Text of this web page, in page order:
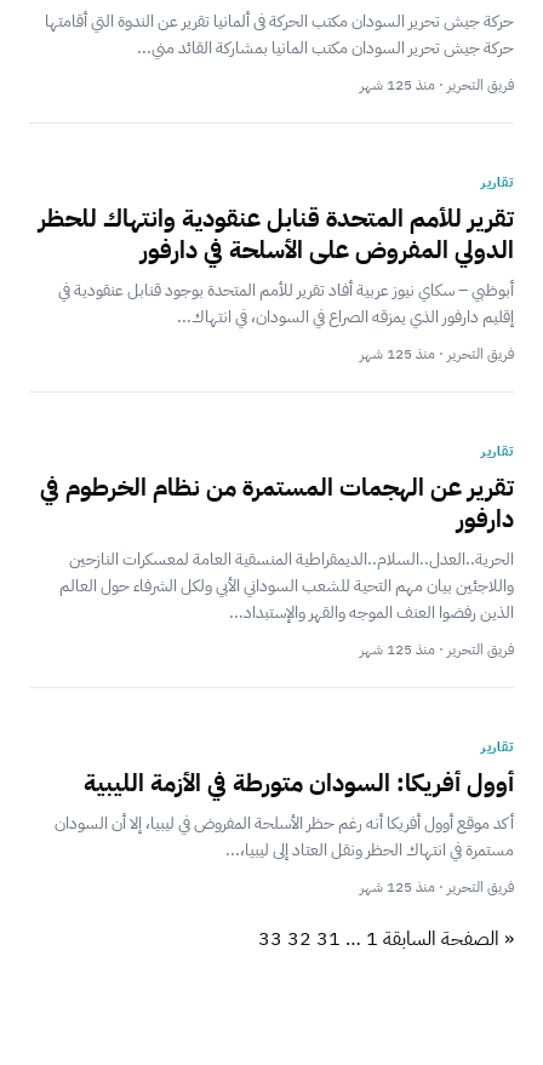
حركة جيش تحرير السودان مكتب الحركة فى ألمانيا تقرير عن الندوة التي أقامتها
حركة جيش تحرير السودان مكتب المانيا بمشاركة القائد مني...
فريق التحرير · منذ 125 شهر
تقارير
تقرير للأمم المتحدة قنابل عنقودية وانتهاك للحظر
الدولي المفروض على الأسلحة في دارفور
أبوظبي – سكاي نيوز عربية أفاد تقرير للأمم المتحدة بوجود قنابل عنقودية في
إقليم دارفور الذي يمزقه الصراع في السودان، في انتهاك...
فريق التحرير · منذ 125 شهر
تقارير
تقرير عن الهجمات المستمرة من نظام الخرطوم في
دارفور
الحرية..العدل..السلام..الديمقراطية المنسقية العامة لمعسكرات النازحين
واللاجئين بيان مهم التحية للشعب السوداني الأبي ولكل الشرفاء حول العالم
الذين رفضوا العنف الموجه والقهر والإستبداد...
فريق التحرير · منذ 125 شهر
تقارير
أوول أفريكا: السودان متورطة في الأزمة الليبية
أكد موقع أوول أفريكا أنه رغم حظر الأسلحة المفروض في ليبيا، إلا أن السودان
مستمرة في انتهاك الحظر ونقل العتاد إلى ليبيا،...
فريق التحرير · منذ 125 شهر
« الصفحة السابقة 1
…
31
32
33